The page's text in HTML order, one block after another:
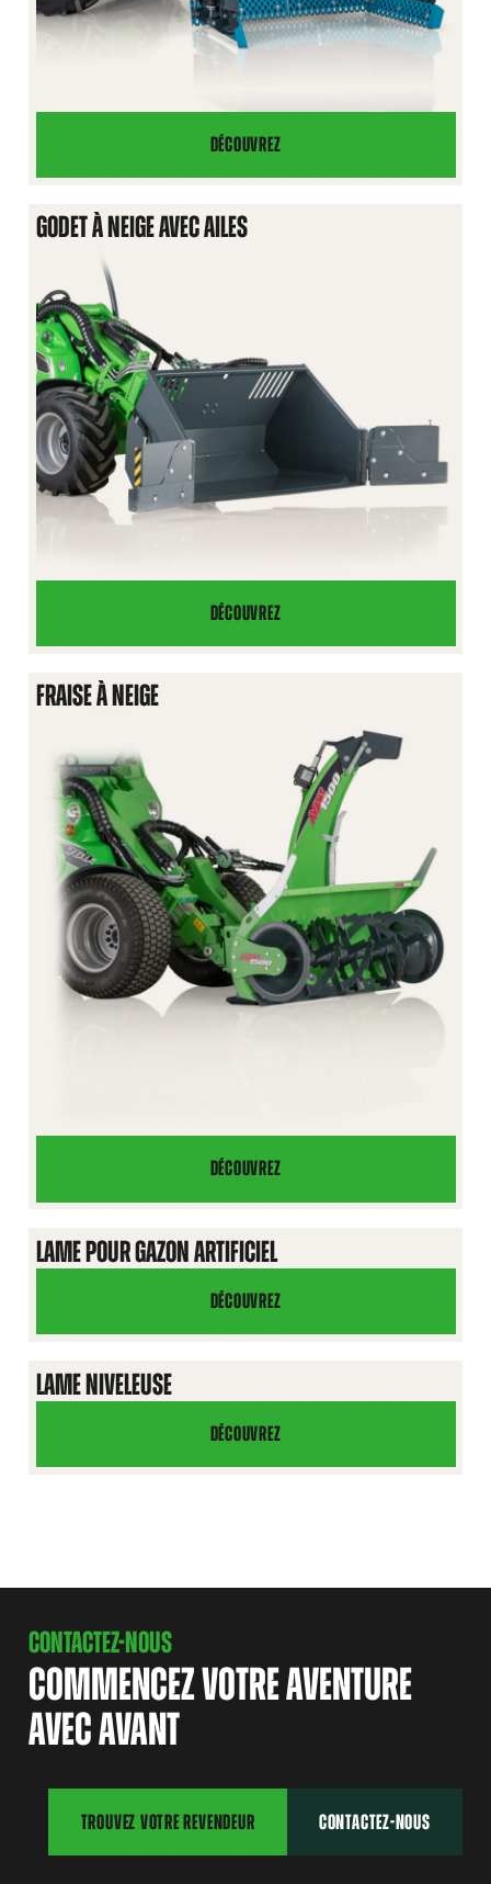
DÉCOUVREZ
LAME
DE
DÉNEIGEMENT
EN
GODET À NEIGE AVEC AILES
DÉCOUVREZ
GODET
À
FRAISE À NEIGE
DÉCOUVREZ
FRAISE
À
NEIGE
LAME POUR GAZON ARTIFICIEL
DÉCOUVREZ
LAME
POUR
ARTIFICIEL
LAME NIVELEUSE
DÉCOUVREZ
LAME
NIVELEUSE
CONTACTEZ-NOUS
COMMENCEZ VOTRE AVENTURE
AVEC AVANT
TROUVEZ VOTRE REVENDEUR CONTACTEZ-NOUS